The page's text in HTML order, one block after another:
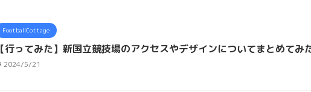
FootballCottage
【行ってみた】新国立競技場のアクセスやデザインについてまとめてみた
2024/5/21